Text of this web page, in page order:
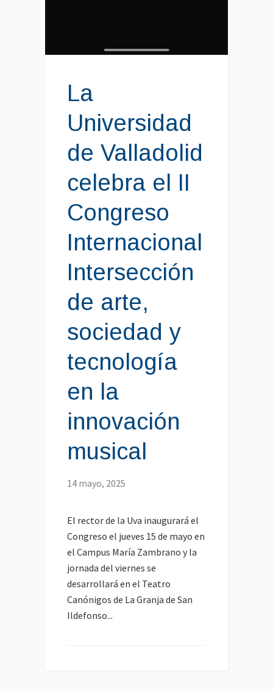
La
Universidad
de Valladolid
celebra el II
Congreso
Internacional
Intersección
de arte,
sociedad y
tecnología
en la
innovación
musical
14 mayo, 2025
El rector de la Uva inaugurará el
Congreso el jueves 15 de mayo en
el Campus María Zambrano y la
jornada del viernes se
desarrollará en el Teatro
Canónigos de La Granja de San
Ildefonso...